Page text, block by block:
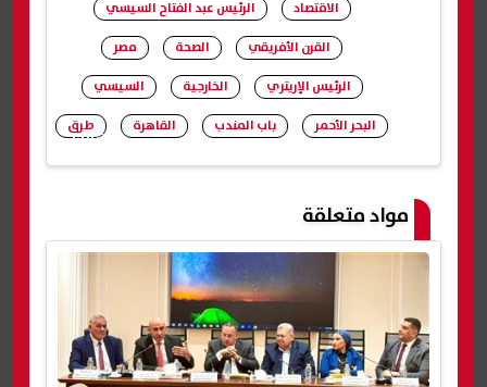
شارك
الاقتصاد
الرئيس عبد الفتاح السيسي
القرن الأفريقي
الصحة
مصر
الرئيس الإريتري
الخارجية
السيسي
البحر الأحمر
باب المندب القاهرة طرق
مواد متعلقة